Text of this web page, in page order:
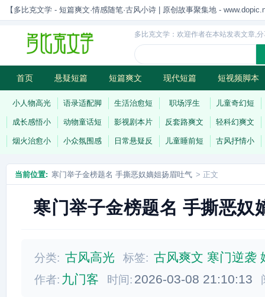
【多比克文学 - 短篇爽文·情感随笔·古风小诗 | 原创故事聚集地 -
多比克文学：欢迎作者在本站发表文章,
首页 悬疑短篇 短篇爽文 现代短篇 短视频脚本
古风小诗 科幻短篇 现代小诗 连载
小人物高光 语录适配脚 生活治愈短 职场浮生 儿童奇幻短
成长感悟小 动物童话短 影视剧本片 反套路爽文 轻科幻爽文
烟火治愈小 小众氛围感 日常悬疑反 儿童睡前短 古风抒情小
当前位置: 寒门举子金榜题名 手撕恶奴嫡姐扬眉吐气 > 正文
寒门举子金榜题名 手撕恶奴
分类: 古风高光 标签: 古风爽文 寒门逆袭
作者: 九门客 时间: 2026-03-08 21:10:13